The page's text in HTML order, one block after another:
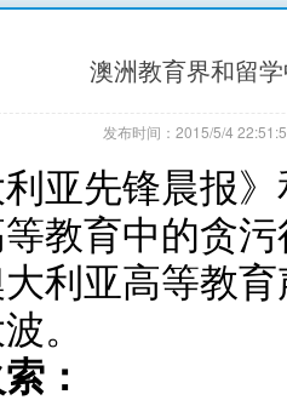
澳洲教育界和留
发布时间：2015/5/4
亚先锋晨报
教育中的贪
利亚高等教
。
：